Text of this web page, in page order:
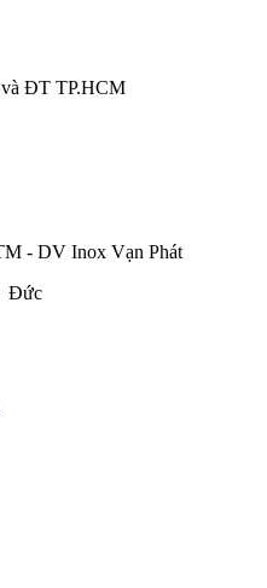
ĐT TP.HCM
- DV Inox Vạn Phát
Đức